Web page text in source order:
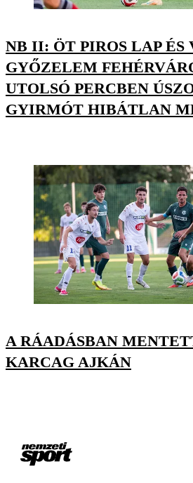
NB II: ÖT PIROS LAP ÉS
GYŐZELEM
UTOLSÓ PERCBEN
GYIRMÓT HIBÁTLAN
A RÁADÁSBAN
KARCAG AJKÁN